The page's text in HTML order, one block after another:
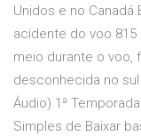
Unidos e no
acidente do voo 815
meio durante o voo,
desconhecida no sul
Áudio) 1ª
Simples de Baixar